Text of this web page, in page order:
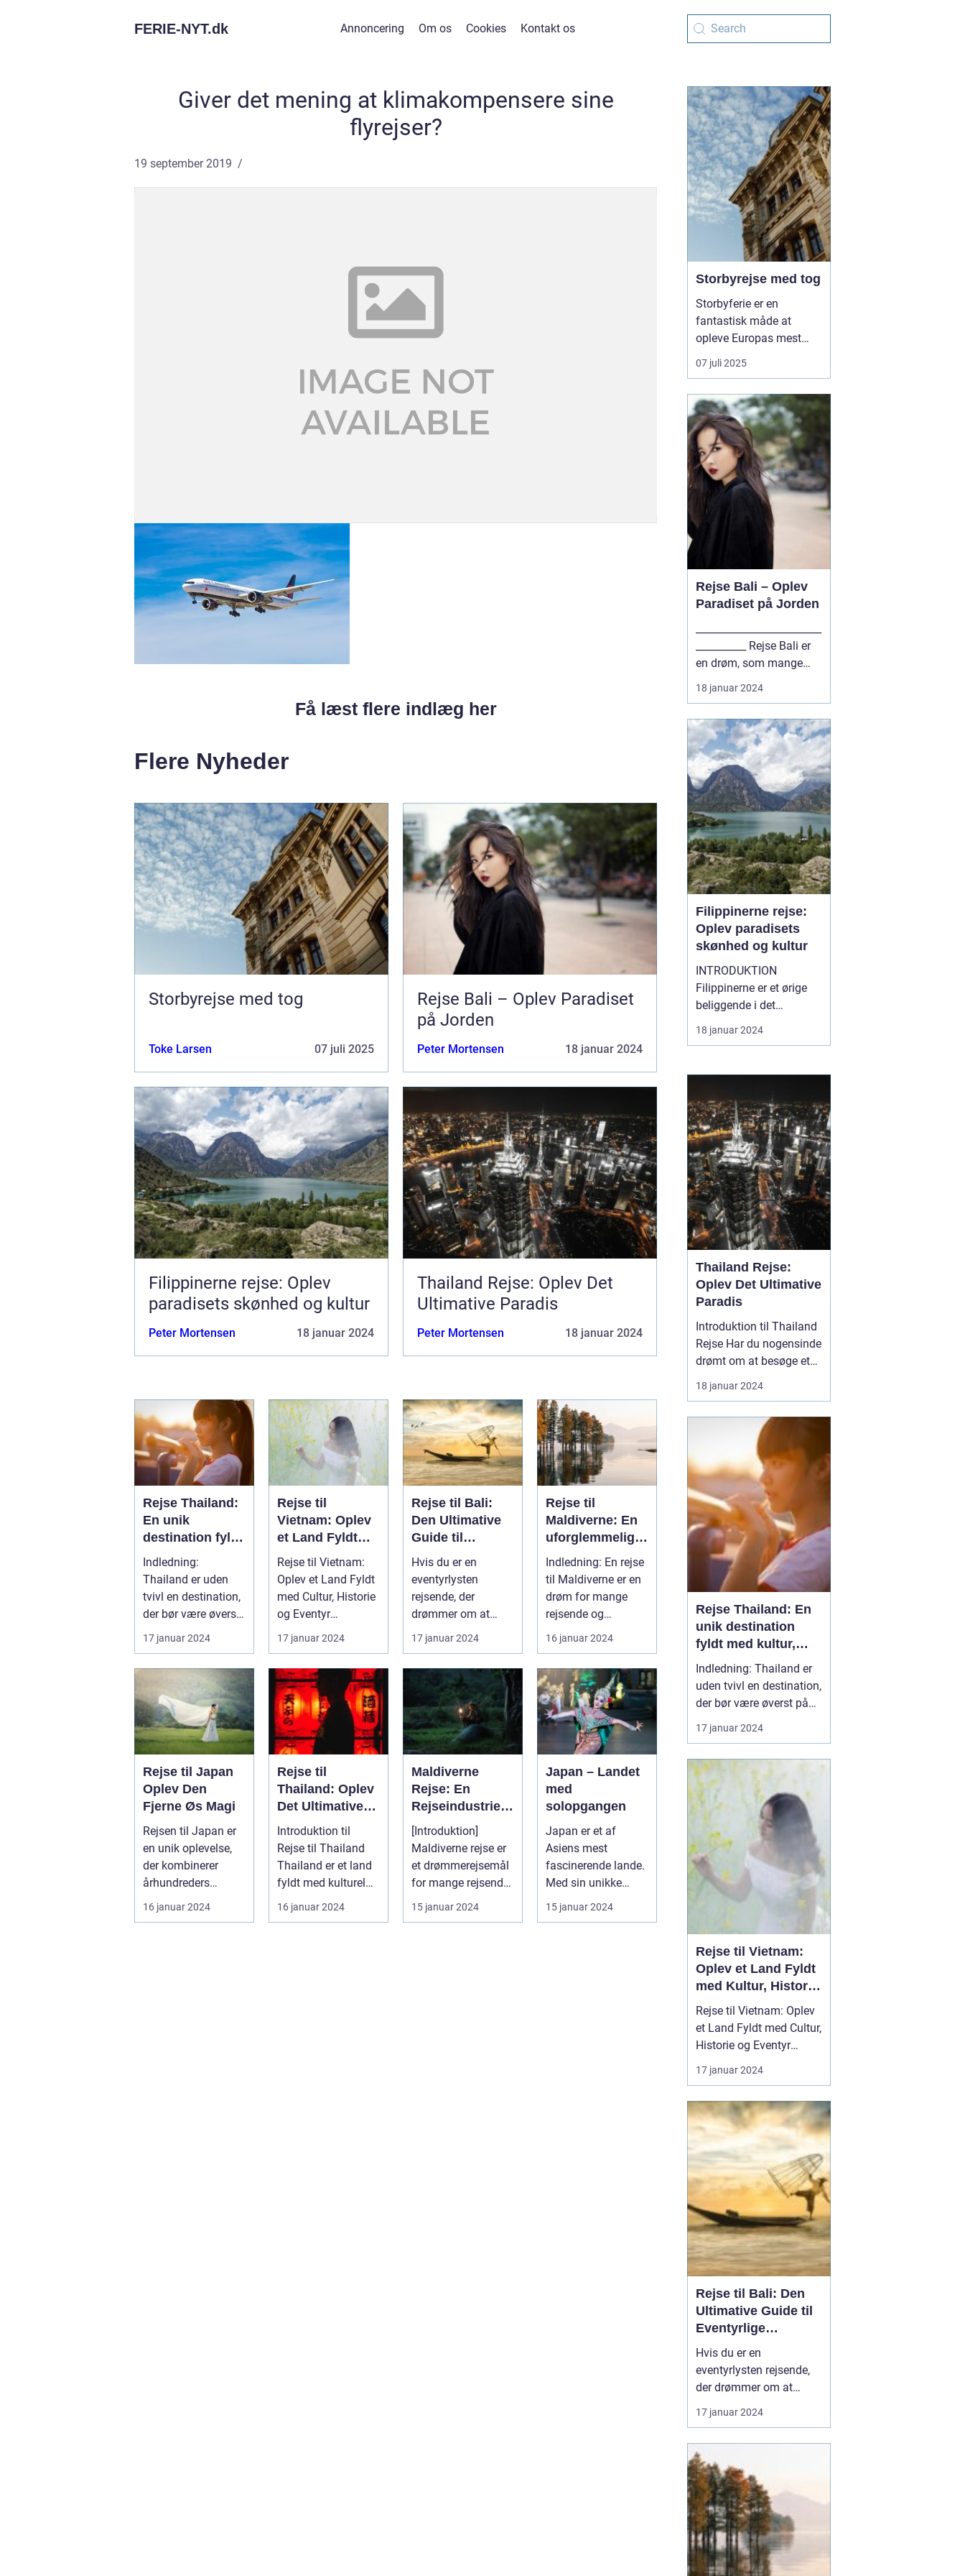
FERIE-NYT.dk Annoncering Om os Cookies Kontakt os
Giver det mening at klimakompensere sine
flyrejser?
19 september 2019
Få læst flere indlæg her
Flere Nyheder
Storbyrejse med tog
Toke Larsen 07 juli 2025
Rejse Bali – Oplev Paradiset
på Jorden
Peter Mortensen 18 januar 2024
Filippinerne rejse: Oplev
paradisets skønhed og kultur
Peter Mortensen 18 januar 2024
Thailand Rejse: Oplev Det
Ultimative Paradis
Peter Mortensen 18 januar 2024
Rejse Thailand:
En unik
destination fyldt
med kultur,
skønhed og
eventyr
Indledning:
Thailand er uden
tvivl en destination,
der bør være øverst
på listen for enhver
rejsende...
17 januar 2024
Rejse til
Vietnam: Oplev
et Land Fyldt
med Kultur,
Historie og
Eventyr
Rejse til Vietnam:
Oplev et Land Fyldt
med Cultur, Historie
og Eventyr
Introduktion Rejsen
til Vie...
17 januar 2024
Rejse til Bali:
Den Ultimative
Guide til
Eventyrlige
Rejsende
Hvis du er en
eventyrlysten
rejsende, der
drømmer om at
udforske
fjerntliggende og
eksotiske destina...
17 januar 2024
Rejse til
Maldiverne: En
uforglemmelig
oplevelse
Indledning: En rejse
til Maldiverne er en
drøm for mange
rejsende og
eventyrlystne. Det er
et paradi...
16 januar 2024
Rejse til Japan
Oplev Den
Fjerne Øs Magi
Rejsen til Japan er
en unik oplevelse,
der kombinerer
århundreders
traditioner med
moderne
16 januar 2024
Rejse til
Thailand: Oplev
Det Ultimative
Eventyr i Landet
Smilenes Land
Introduktion til
Rejse til Thailand
Thailand er et land
fyldt med kulturel
rigdom,
naturskønne land...
16 januar 2024
Maldiverne
Rejse: En
Rejseindustrien
s Perle
[Introduktion]
Maldiverne rejse er
et drømmerejsemål
for mange rejsende
og eventyrlystne.
Med sine k...
15 januar 2024
Japan – Landet
med
solopgangen
Japan er et af
Asiens mest
fascinerende lande.
Med sin unikke
blanding af
tradition og
15 januar 2024
Storbyrejse med tog
Storbyferie er en
fantastisk måde at
opleve Europas mest
spændende byer på. Og
hvad er en bedre måde
med tog? Med tog kan
du rejse komfortabelt og
hurtigt til byer som
Berlin, Hamburg, Paris,
Amster...
07 juli 2025
Rejse Bali – Oplev
Paradiset på Jorden
en drøm, som mange
eventyrlystne rejse...
18 januar 2024
Filippinerne rejse:
Oplev paradisets
skønhed og kultur
INTRODUKTION
Filippinerne er et ørige
beliggende i det
sydøstlige Asien,
bestående af 7.641
byder på en fantastisk
skønhed, kulturel
mangfoldighed og
unikke eventyr. Hvis du
er en rejsende og
eventyrlysten pers...
18 januar 2024
Thailand Rejse:
Oplev Det Ultimative
Paradis
Introduktion til Thailand
Rejse Har du nogensinde
drømt om at besøge et
sted, hvor solen skinner
året rundt, og
venter på dig? Så er en
Thailand rejse det
oplagte valg for dig!
Dette smukke land i det
sydøstlige Asien er kendt
fo...
18 januar 2024
Rejse Thailand: En
unik destination
fyldt med kultur,
skønhed og eventyr
Indledning: Thailand er
uden tvivl en destination,
der bør være øverst på
listen for enhver rejsende
og eventyrlysten sjæl.
skønhed, rige kultur og
spændende historie, er
det et land, der tilbyder
noget for enhver smag. I
denne artik...
17 januar 2024
Rejse til Vietnam:
Oplev et Land Fyldt
med Kultur, Historie
og Eventyr
Rejse til Vietnam: Oplev
et Land Fyldt med Cultur,
Historie og Eventyr
Introduktion Rejsen til
Vietnam kan være en
for enhver
rejseentusiast. Dette
land, der ligger i hjertet
af Sydøstasien, byder på
en rig historie, fasciner...
17 januar 2024
Rejse til Bali: Den
Ultimative Guide til
Eventyrlige
Rejsende
Hvis du er en
eventyrlysten rejsende,
der drømmer om at
udforske fjerntliggende
og eksotiske
uden tvivl et sted, du bør
have på din bucket list.
Denne artikel er en
omfattende guide til en
rejse til Bali, der vil give
dig al...
17 januar 2024